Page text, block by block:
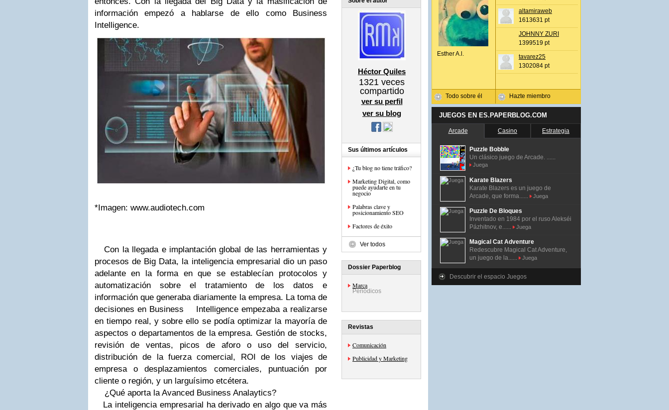
información empezó a hablarse de ello como Business
Intelligence.
*Imagen: www.audiotech.com
Con la llegada e implantación global de las herramientas y
procesos de Big Data, la inteligencia empresarial dio un paso
adelante en la forma en que se establecían protocolos y
automatización sobre el tratamiento de los datos e
información que generaba diariamente la empresa. La toma de
decisiones en Business Intelligence empezaba a realizarse
en tiempo real, y sobre ello se podía optimizar la mayoría de
aspectos o departamentos de la empresa. Gestión de stocks,
revisión de ventas, picos de aforo o uso del servicio,
distribución de la fuerza comercial, ROI de los viajes de
empresa o desplazamientos comerciales, puntuación por
cliente o región, y un larguísimo etcétera.
¿Qué aporta la Avanced Business Analaytics?
La inteligencia empresarial ha derivado en algo que va más
Héctor Quiles
1321 veces
compartido
ver su perfil
ver su blog
Sus últimos artículos
¿Tu blog no tiene tráfico?
Marketing Digital, como
puede ayudarte en tu
negocio
Palabras clave y
posicionamiento SEO
Factores de éxito
Ver todos
Dossier Paperblog
Marca
Periódicos
Revistas
Comunicación
Publicidad y Marketing
Esther A.l.
Todo sobre él
altamiraweb
1613631 pt
JOHNNY ZURI
1399519 pt
tavarez25
1302084 pt
Hazte miembro
JUEGOS EN ES.PAPERBLOG.COM
Arcade Casino Estrategia
Puzzle Bobble
Un clásico juego de Arcade. ......
Juega
Karate Blazers
Karate Blazers es un juego de
Arcade, que forma......
Juega
Puzzle De Bloques
Inventado en 1984 por el ruso Alekséi
Pázhitnov, e......
Juega
Magical Cat Adventure
Redescubre Magical Cat Adventure,
un juego de la......
Juega
Descubrir el espacio Juegos